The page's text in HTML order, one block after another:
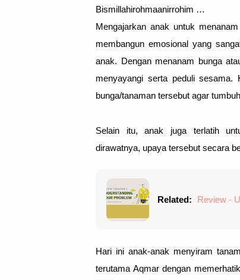
Mengajarkan anak untuk
membangun emosional yang
anak. Dengan menanam bunga
menyayangi serta peduli
bunga/tanaman tersebut agar
Selain itu, anak juga terlatih
dirawatnya, upaya tersebut secara
Related: Review -
Hari ini anak-anak menyiram
terutama Aqmar dengan